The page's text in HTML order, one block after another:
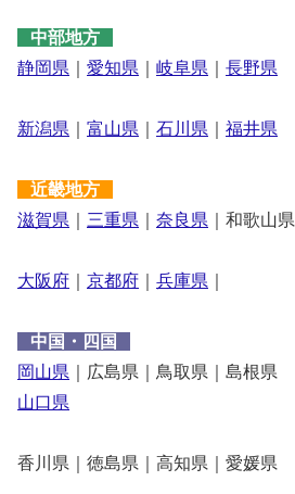
中部地方
静岡県
愛知県 岐阜県 長野県
新潟県 富山県 石川県 福井県
近畿地方
滋賀県
三重県 奈良県 ｜和歌山県
大阪府 京都府 兵庫県
中国・四国
岡山県 ｜広島県｜鳥取県｜島根県
山口県
香川県｜徳島県｜高知県｜愛媛県